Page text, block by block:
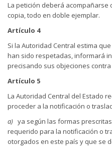
La petición deberá acompañarse
copia, todo en doble ejemplar.
Artículo 4
Si la Autoridad Central estima
han sido respetadas, informará
precisando sus objeciones contra
Artículo 5
La Autoridad Central del Estado
proceder a la notificación o
a) ya según las formas
requerido para la notificación o
otorgados en este país y que se